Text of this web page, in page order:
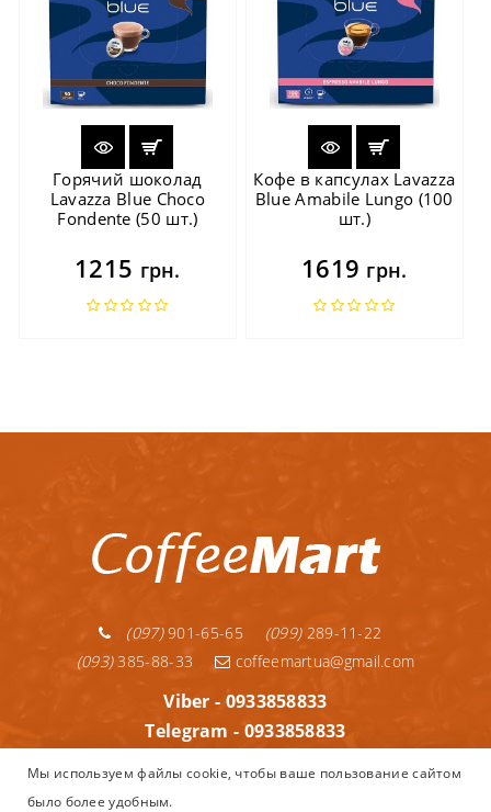
Горячий шоколад
Lavazza Blue Choco
Fondente (50 шт.)
1215 грн.
Кофе в капсулах Lavazza
Blue Amabile Lungo (100
шт.)
1619 грн.
(097)901-65-65 (099)289-11-22
(093)385-88-33 coffeemartua@gmail.com
Viber - 0933858833
Telegram - 0933858833
WhatsApp - 0933858833
Мы используем файлы cookie, чтобы ваше пользование сайтом
было более удобным.